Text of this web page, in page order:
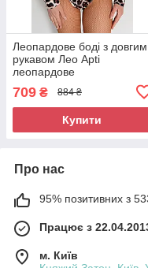
Леопардове боді з довгим
рукавом Лео Apti
леопардове
709 ₴ 884 ₴
Купити
Про нас
95% позитивних з 533
Працює з
м. Київ